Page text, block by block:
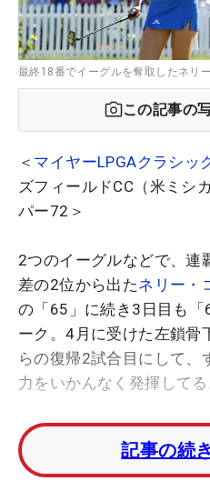
最終18番でイーグルを奪取したネリ
この記事の
＜ マイヤーLPGAクラシッ
ズフィールドCC（米ミシ
パー72＞
2つのイーグルなどで、連
差の2位から出たネリー・
の「65」に続き3日目も
ーク。4月に受けた左鎖骨
らの復帰2試合目にして、
力をいかんなく発揮してる
最終18番でイーグルトラ
を取り囲んだギャラリー
ットだったし、観客が大
記事の続